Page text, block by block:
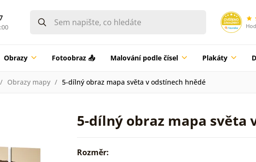
Obrazy Fotoobraz 📤 Malování podle čísel Plakáty
Obrazy mapy 5-dílný obraz mapa světa v odstínech hnědé
5-dílný obraz mapa světa
Rozměr: